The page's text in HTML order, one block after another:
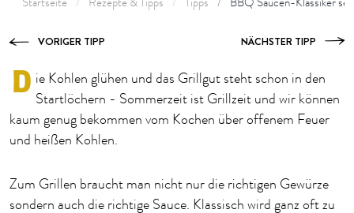
VORIGER TIPP NÄCHSTER TIPP
D ie Kohlen glühen und das Grillgut steht schon in den
Startlöchern - Sommerzeit ist Grillzeit und wir können
kaum genug bekommen vom Kochen über offenem Feuer
und heißen Kohlen.
Zum Grillen braucht man nicht nur die richtigen Gewürze
sondern auch die richtige Sauce. Klassisch wird ganz oft zu